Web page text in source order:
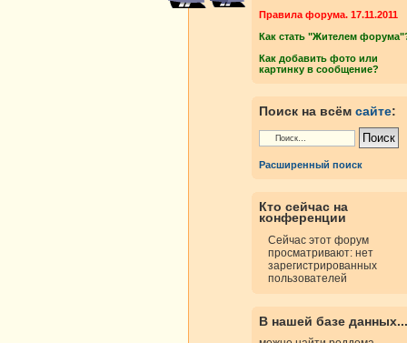
Правила форума. 17.11.2011
Как стать "Жителем
Как добавить фото или
картинку в сообщение?
Поиск на всём сайте:
Расширенный поиск
Кто сейчас на
конференции
Сейчас этот форум
просматривают: нет
зарегистрированных
пользователей
В нашей базе данных...